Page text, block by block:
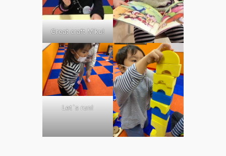
Great craft Miku!
Let`s run!